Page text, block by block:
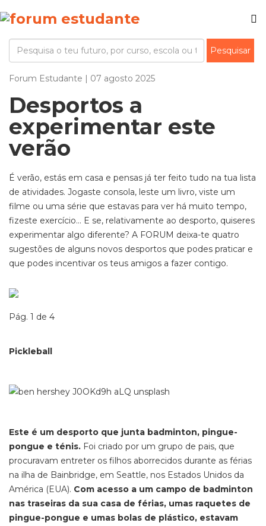
Forum Estudante | 07 agosto 2025
Desportos a
experimentar este
verão
É verão, estás em casa e pensas já ter feito tudo na tua lista
de atividades. Jogaste consola, leste um livro, viste um
filme ou uma série que estavas para ver há muito tempo,
fizeste exercício… E se, relativamente ao desporto, quiseres
experimentar algo diferente? A FORUM deixa-te quatro
sugestões de alguns novos desportos que podes praticar e
que podes incentivar os teus amigos a fazer contigo.
Pág. 1 de 4
Pickleball
Este é um desporto que junta badminton, pingue-
pongue e ténis. Foi criado por um grupo de pais, que
procuravam entreter os filhos aborrecidos durante as férias
na ilha de Bainbridge, em Seattle, nos Estados Unidos da
América (EUA). Com acesso a um campo de badminton
nas traseiras da sua casa de férias, umas raquetes de
pingue-pongue e umas bolas de plástico, estavam